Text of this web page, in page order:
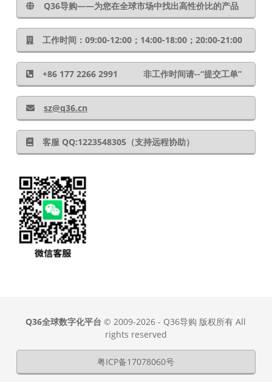
Q36导购——为您在全球市场中找出高性价比的产品
工作时间：09:00-12:00；14:00-18:00；20:00-21:00
+86 177 2266 2991 非工作时间请--“提交工单”
sz@q36.cn
客服 QQ:1223548305（支持远程协助）
Q36全球数字化平台 © 2009-2026 - Q36导购 版权所有 All
rights reserved
粤ICP备17078060号